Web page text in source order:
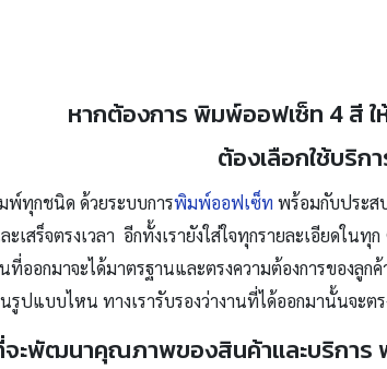
หากต้องการ พิมพ์ออฟเซ็ท 4 สี ใ
ต้องเลือกใช้บริ
พ์ทุกชนิด ด้วยระบบการพิมพ์ออฟเซ็ท พร้อมกับประส
สร็จตรงเวลา อีกทั้งเรายังใส่ใจทุกรายละเอียดใน
ที่ออกมาจะได้มาตรฐานและตรงความต้องการของ
รูปแบบไหน ทางเรารับรองว่างานที่ได้ออกมานั้นจะ
จะพัฒนาคุณภาพของสินค้าและบริกา